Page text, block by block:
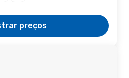
preços